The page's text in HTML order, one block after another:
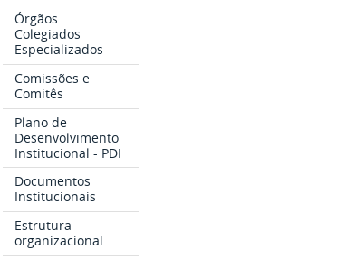
Órgãos
Colegiados
Especializados
Comissões e
Comitês
Plano de
Desenvolvimento
Institucional - PDI
Documentos
Institucionais
Estrutura
organizacional